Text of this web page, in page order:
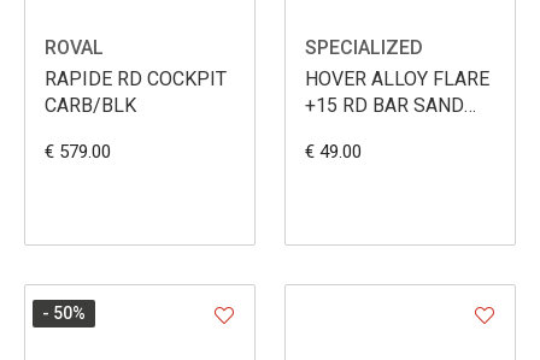
ROVAL
RAPIDE RD COCKPIT
CARB/BLK
€ 579.00
SPECIALIZED
HOVER ALLOY FLARE
+15 RD BAR SAND
€ 49.00
- 50%